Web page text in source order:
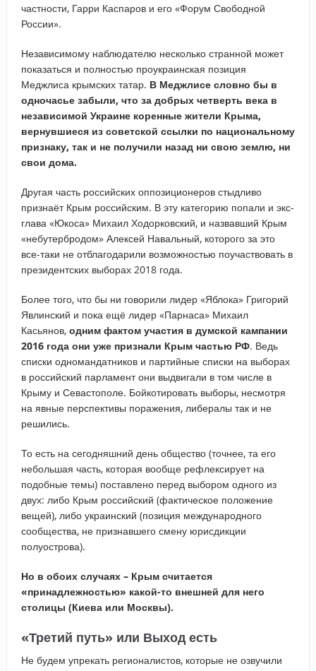
частности, Гарри Каспаров и его «Форум Свободной
России».
Независимому наблюдателю несколько странной может
показаться и полностью проукраинская позиция
Меджлиса крымских татар. В Меджлисе словно бы в
одночасье забыли, что за добрых четверть века в
независимой Украине коренные жители Крыма,
вернувшиеся из советской ссылки по национальному
признаку, так и не получили назад ни свою землю, ни
свои дома.
Другая часть российских оппозиционеров стыдливо
признаёт Крым российским. В эту категорию попали и экс-
глава «Юкоса» Михаил Ходорковский, и назвавший Крым
«небутербродом» Алексей Навальный, которого за это
все-таки не отблагодарили возможностью поучаствовать в
президентских выборах 2018 года.
Более того, что бы ни говорили лидер «Яблока» Григорий
Явлинский и пока ещё лидер «Парнаса» Михаил
Касьянов, одним фактом участия в думской кампании
2016 года они уже признали Крым частью РФ. Ведь
списки одномандатников и партийные списки на выборах
в российский парламент они выдвигали в том числе в
Крыму и Севастополе. Бойкотировать выборы, несмотря
на явные перспективы поражения, либералы так и не
решились.
То есть на сегодняшний день общество (точнее, та его
небольшая часть, которая вообще рефлексирует на
подобные темы) поставлено перед выбором одного из
двух: либо Крым российский (фактическое положение
вещей), либо украинский (позиция международного
сообщества, не признавшего смену юрисдикции
полуострова).
Но в обоих случаях – Крым считается
«принадлежностью» какой-то внешней для него
столицы (Киева или Москвы).
«Третий путь» или Выход есть
Не будем упрекать регионалистов, которые не озвучили